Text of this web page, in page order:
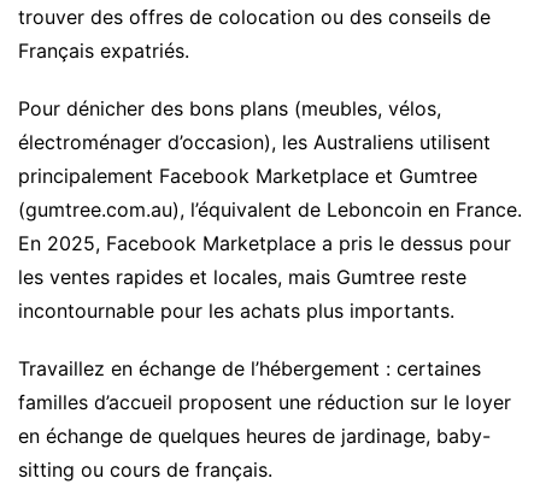
trouver des offres de colocation ou des conseils de
Français expatriés.
Pour dénicher des bons plans (meubles, vélos,
électroménager d’occasion), les Australiens utilisent
principalement Facebook Marketplace et Gumtree
(gumtree.com.au), l’équivalent de Leboncoin en France.
En 2025, Facebook Marketplace a pris le dessus pour
les ventes rapides et locales, mais Gumtree reste
incontournable pour les achats plus importants.
Travaillez en échange de l’hébergement : certaines
familles d’accueil proposent une réduction sur le loyer
en échange de quelques heures de jardinage, baby-
sitting ou cours de français.